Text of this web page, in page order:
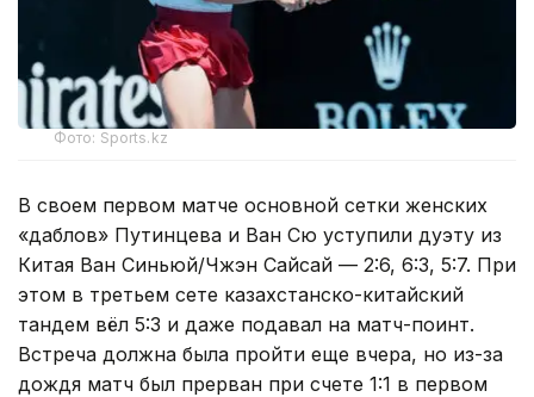
Фото: Sports.kz
В своем первом матче основной сетки женских
«даблов» Путинцева и Ван Сю уступили дуэту из
Китая Ван Синьюй/Чжэн Сайсай — 2:6, 6:3, 5:7. При
этом в третьем сете казахстанско-китайский
тандем вёл 5:3 и даже подавал на матч-поинт.
Встреча должна была пройти еще вчера, но из-за
дождя матч был прерван при счете 1:1 в первом